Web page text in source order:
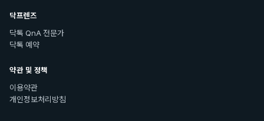
닥프렌즈
닥톡 QnA 전문가
닥톡 예약
약관 및 정책
이용약관
개인정보처리방침